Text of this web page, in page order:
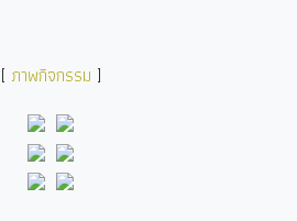
[ ภาพกิจกรรม ]